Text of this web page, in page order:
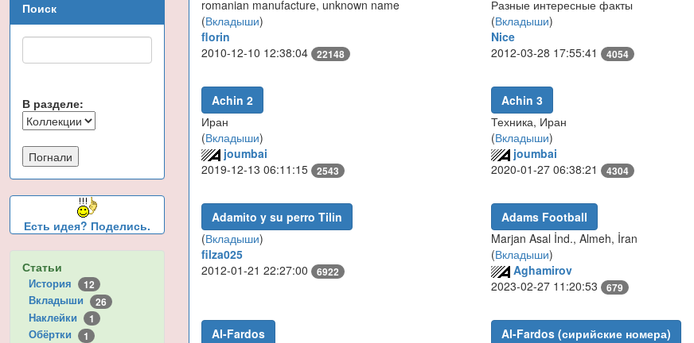
Поиск
В разделе:
Есть идея? Поделись.
Статьи
История 12
Вкладыши 26
Наклейки 1
Обёртки 1
romanian manufacture, unknown name
(Вкладыши)
florin
2010-12-10 12:38:04
22148
Разные интересные факты
(Вкладыши)
Nice
2012-03-28 17:55:41 4054
Achin 2
Иран
(Вкладыши)
joumbai
2019-12-13 06:11:15
2543
Achin 3
Техника, Иран
(Вкладыши)
joumbai
2020-01-27 06:38:21 4304
Adamito y su perro Tilin
(Вкладыши)
filza025
2012-01-21 22:27:00
6922
Adams Football
Marjan Asal İnd., Almeh, İran
(Вкладыши)
Aghamirov
2023-02-27 11:20:53 679
Al-Fardos
Al-Fardos (сирийские номера)